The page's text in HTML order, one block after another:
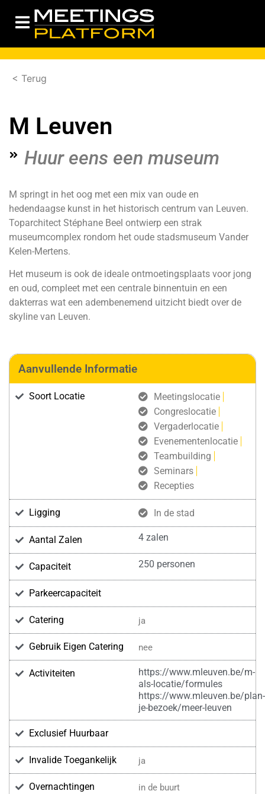
< Terug
M Leuven
Huur eens een museum
M springt in het oog met een mix van oude en
hedendaagse kunst in het historisch centrum van Leuven.
Toparchitect Stéphane Beel ontwierp een strak
museumcomplex rondom het oude stadsmuseum Vander
Kelen-Mertens.
Het museum is ook de ideale ontmoetingsplaats voor jong
en oud, compleet met een centrale binnentuin en een
dakterras wat een adembenemend uitzicht biedt over de
skyline van Leuven.
Aanvullende Informatie
Soort Locatie
Meetingslocatie
Congreslocatie
Vergaderlocatie
Evenementenlocatie
Teambuilding
Seminars
Recepties
Ligging In de stad
Aantal Zalen 4 zalen
Capaciteit 250 personen
Parkeercapaciteit
Catering ja
Gebruik Eigen Catering nee
Activiteiten
https://www.mleuven.be/m-
als-locatie/formules
https://www.mleuven.be/plan-
je-bezoek/meer-leuven
Exclusief Huurbaar
Invalide Toegankelijk ja
Overnachtingen in de buurt